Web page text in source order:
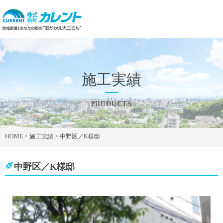
施工実績
PRODUCTS
HOME > 施工実績 > 中野区／K様邸
中野区／K様邸